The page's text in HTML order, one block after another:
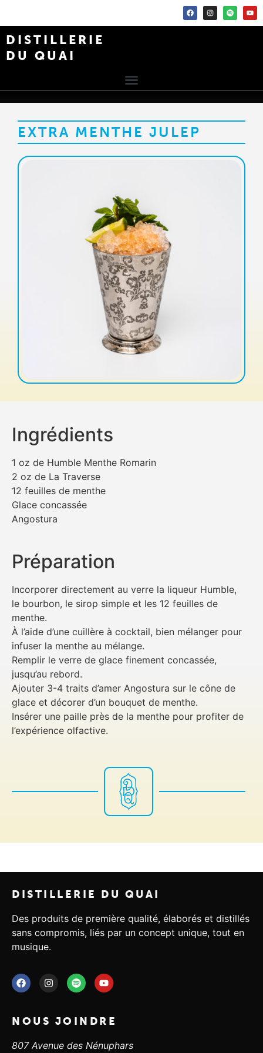
DISTILLERIE
DU QUAI
EXTRA MENTHE JULEP
Ingrédients
1 oz de Humble Menthe Romarin
2 oz de La Traverse
12 feuilles de menthe
Glace concassée
Angostura
Préparation
Incorporer directement au verre la liqueur Humble,
le bourbon, le sirop simple et les 12 feuilles de
menthe.
À l’aide d’une cuillère à cocktail, bien mélanger pour
infuser la menthe au mélange.
Remplir le verre de glace finement concassée,
jusqu’au rebord.
Ajouter 3-4 traits d’amer Angostura sur le cône de
glace et décorer d’un bouquet de menthe.
Insérer une paille près de la menthe pour profiter de
l’expérience olfactive.
DISTILLERIE DU QUAI
Des produits de première qualité, élaborés et distillés
sans compromis, liés par un concept unique, tout en
musique.
NOUS JOINDRE
807 Avenue des Nénuphars